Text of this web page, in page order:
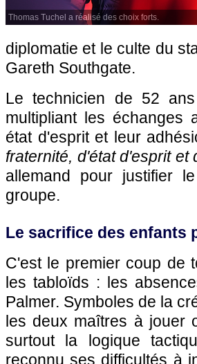
Thomas Tuchel a réalisé des choix forts.
diplomatie et le culte du
Gareth Southgate.
Le technicien de 52
multipliant les échanges
état d'esprit et leur
fraternité, d'état d'esprit et
allemand pour justifier
groupe.
Le sacrifice des enfants
C'est le premier coup de
les tabloïds : les
Palmer. Symboles de la
les deux maîtres à jouer
surtout la logique
reconnu ses difficultés à